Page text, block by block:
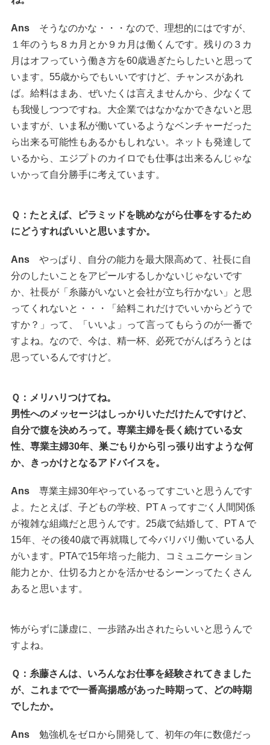
Ansそうなのかな・・・なので、理想的にはですが、
１年のうち８カ月とか９カ月は働くんです。残りの３カ
月はオフっていう働き方を60歳過ぎたらしたいと思って
います。55歳からでもいいですけど、チャンスがあれ
ば。給料はまあ、ぜいたくは言えませんから、少なくて
も我慢しつつですね。大企業ではなかなかできないと思
いますが、いま私が働いているようなベンチャーだった
ら出来る可能性もあるかもしれない。ネットも発達して
いるから、エジプトのカイロでも仕事は出来るんじゃな
いかって自分勝手に考えています。
Ｑ：たとえば、ピラミッドを眺めながら仕事をするため
にどうすればいいと思いますか。
Ansやっぱり、自分の能力を最大限高めて、社長に自
分のしたいことをアピールするしかないじゃないです
か、社長が「糸藤がいないと会社が立ち行かない」と思
ってくれないと・・・「給料これだけでいいからどうで
すか？」って、「いいよ」って言ってもらうのが一番で
すよね。なので、今は、精一杯、必死でがんばろうとは
思っているんですけど。
Ｑ：メリハリつけてね。
男性へのメッセージはしっかりいただけたんですけど、
自分で腹を決めろって。専業主婦を長く続けている女
性、専業主婦30年、巣ごもりから引っ張り出すような何
か、きっかけとなるアドバイスを。
Ans専業主婦30年やっているってすごいと思うんです
よ。たとえば、子どもの学校、PTＡってすごく人間関係
が複雑な組織だと思うんです。25歳で結婚して、PTＡで
15年、その後40歳で再就職して今バリバリ働いている人
がいます。PTAで15年培った能力、コミュニケーション
能力とか、仕切る力とかを活かせるシーンってたくさん
あると思います。
怖がらずに謙虚に、一歩踏み出されたらいいと思うんで
すよね。
Ｑ：糸藤さんは、いろんなお仕事を経験されてきました
が、これまでで一番高揚感があった時期って、どの時期
でしたか。
Ans勉強机をゼロから開発して、初年の年に数億だっ